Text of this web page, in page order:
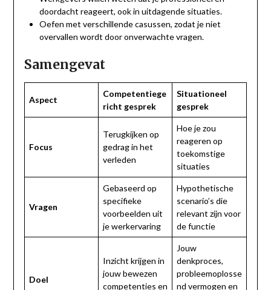
doordacht reageert, ook in uitdagende situaties.
Oefen met verschillende casussen, zodat je niet
overvallen wordt door onverwachte vragen.
Samengevat
Aspect
Competentiege
richt gesprek
Situationeel
gesprek
Focus
Terugkijken op
gedrag in het
verleden
Hoe je zou
reageren op
toekomstige
situaties
Vragen
Gebaseerd op
specifieke
voorbeelden uit
je werkervaring
Hypothetische
scenario’s die
relevant zijn voor
de functie
Doel
Inzicht krijgen in
jouw bewezen
competenties en
Jouw
denkproces,
probleemoplosse
nd vermogen en